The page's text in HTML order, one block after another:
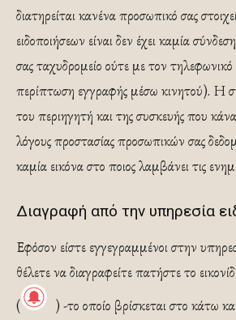
διατηρείται κανένα προσωπικό σας
ειδοποιήσεων είναι δεν έχει καμία
σας ταχυδρομείο ούτε με τον
περίπτωση εγγραφής μέσω κινητού). Η
του περιηγητή και της συσκευής που
λόγους προστασίας προσωπικών σας
καμία εικόνα στο ποιος λαμβάνει τις
Διαγραφή από την υπηρεσία
Εφόσον είστε εγγεγραμμένοι στην
θέλετε να διαγραφείτε πατήστε το
(
) -το οποίο βρίσκεται στο κάτω